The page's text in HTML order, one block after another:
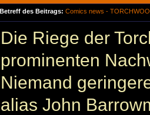
Betreff des Beitrags: Comics news -
Die Riege der
prominenten
Niemand
alias John